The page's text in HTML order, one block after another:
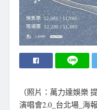
（照片：萬力達娛樂
演唱會2.0_台北場_海報